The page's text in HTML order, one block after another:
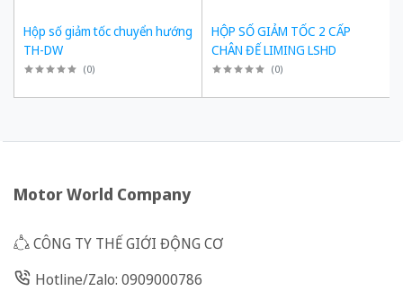
Hộp số giảm tốc chuyển hướng
TH-DW
(0)
HỘP SỐ GIẢM TỐC 2 CẤP
CHÂN ĐẾ LIMING LSHD
(0)
Motor World Company
CÔNG TY THẾ GIỚI ĐỘNG CƠ
Hotline/Zalo: 0909000786